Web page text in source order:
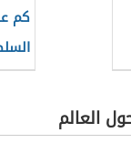
كم
العالم